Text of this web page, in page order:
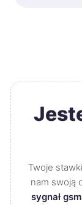
Twoje
nam swoją
sygnał gsm